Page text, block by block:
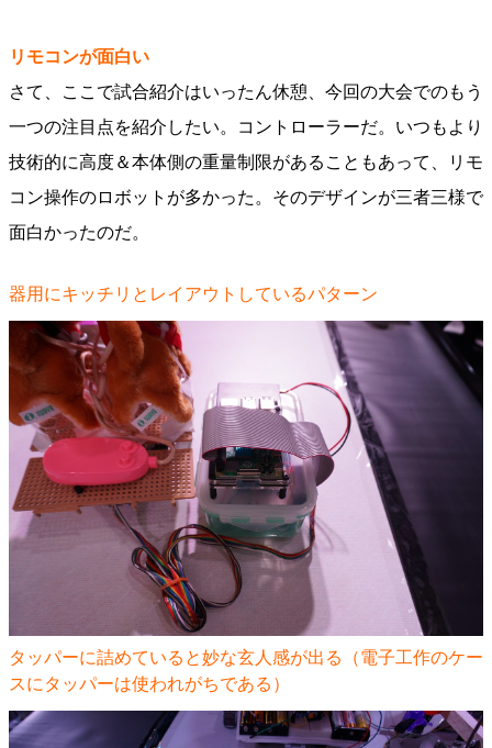
リモコンが面白い
さて、ここで試合紹介はいったん休憩、今回の大会でのもう
一つの注目点を紹介したい。コントローラーだ。いつもより
技術的に高度＆本体側の重量制限があることもあって、リモ
コン操作のロボットが多かった。そのデザインが三者三様で
面白かったのだ。
器用にキッチリとレイアウトしているパターン
タッパーに詰めていると妙な玄人感が出る（電子工作のケー
スにタッパーは使われがちである）